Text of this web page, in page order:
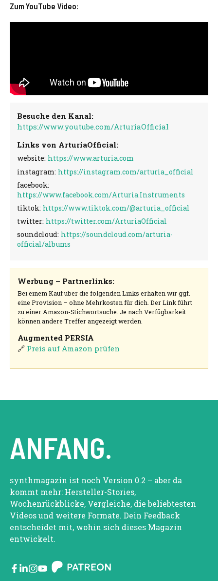
Zum YouTube Video:
Besuche den Kanal:
https://www.youtube.com/ArturiaOfficial
Links von ArturiaOfficial:
website: https://www.arturia.com
instagram: https://instagram.com/arturia_official
facebook:
https://www.facebook.com/Arturia.Instruments
tiktok: https://www.tiktok.com/@arturia_official
twitter: https://twitter.com/ArturiaOfficial
soundcloud: https://soundcloud.com/arturia-
official/albums
Werbung – Partnerlinks:
Bei einem Kauf über die folgenden Links erhalten wir ggf.
eine Provision – ohne Mehrkosten für dich. Der Link führt
zu einer Amazon-Stichwortsuche. Je nach Verfügbarkeit
können andere Treffer angezeigt werden.
Augmented PERSIA
🔗 Preis auf Amazon prüfen
ANFANG.
synthmagazin ist noch Version 0.2 – aber da
kommt mehr: Hersteller-Stories,
Wochenrückblicke, Vergleiche, die beliebtesten
Videos und weitere Formate. Dein Feedback
entscheidet mit, wohin sich dieses Magazin
entwickelt.